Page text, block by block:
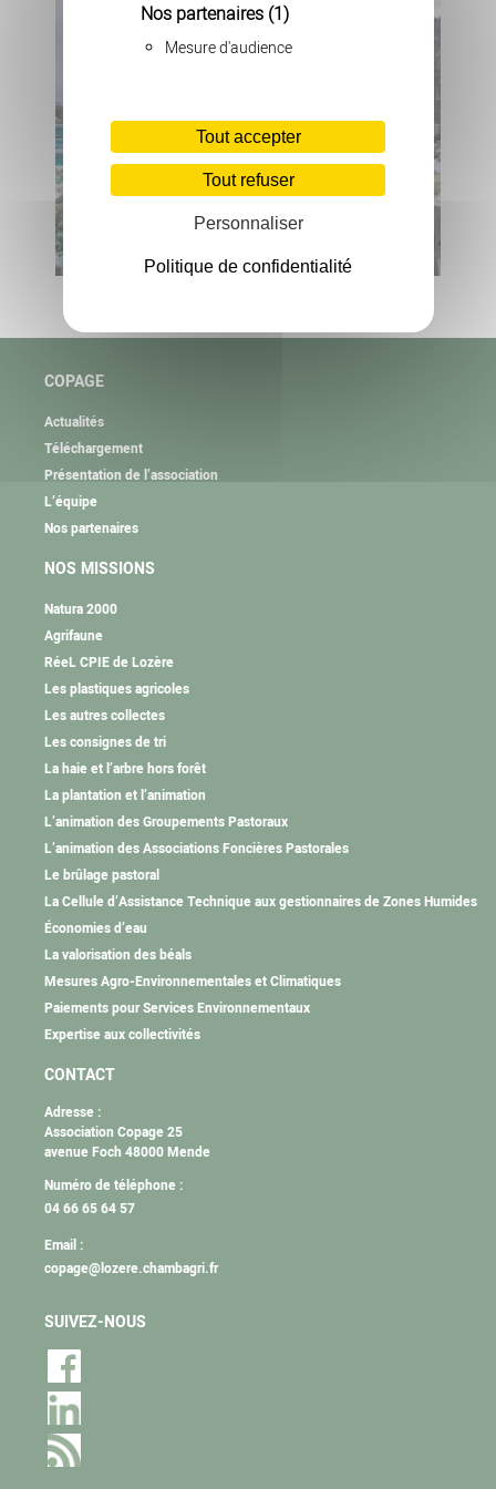
Nos partenaires (1)
Mesure d'audience
Tout accepter
Tout refuser
Personnaliser
Politique de confidentialité
COPAGE
Actualités
Téléchargement
Présentation de l’association
L’équipe
Nos partenaires
NOS MISSIONS
Natura 2000
Agrifaune
RéeL CPIE de Lozère
Les plastiques agricoles
Les autres collectes
Les consignes de tri
La haie et l’arbre hors forêt
La plantation et l’animation
L’animation des Groupements Pastoraux
L’animation des Associations Foncières Pastorales
Le brûlage pastoral
La Cellule d’Assistance Technique aux gestionnaires de Zones Humides
Économies d’eau
La valorisation des béals
Mesures Agro-Environnementales et Climatiques
Paiements pour Services Environnementaux
Expertise aux collectivités
CONTACT
Adresse :
Association Copage 25
avenue Foch 48000 Mende
Numéro de téléphone :
04 66 65 64 57
Email :
copage@lozere.chambagri.fr
SUIVEZ-NOUS